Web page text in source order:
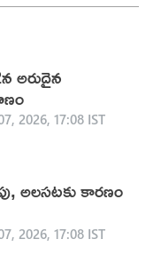
అరుదైన
2026, 17:08 IST
అలసటకు కారణం
2026, 17:08 IST